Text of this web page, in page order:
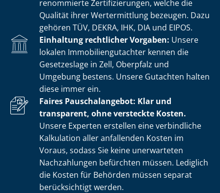
renommierte Zer­ti­fi­zie­run­gen, welche die
Qualität ihrer Wertermittlung bezeugen. Dazu
gehören TÜV, DEKRA, IHK, DIA und EIPOS.
Einhaltung rechtlicher Vorgaben: Unsere
lokalen Im­mo­bi­li­en­gut­ach­ter kennen die
Gesetzeslage in Zell, Oberpfalz und
Umgebung bestens. Unsere Gutachten halten
diese immer ein.
Faires Pauschalangebot: Klar und
transparent, ohne versteckte Kosten.
Unsere Experten erstellen eine verbindliche
Kalkulation aller anfallenden Kosten im
Voraus, sodass Sie keine unerwarteten
Nachzahlungen befürchten müssen. Lediglich
die Kosten für Behörden müssen separat
berücksichtigt werden.